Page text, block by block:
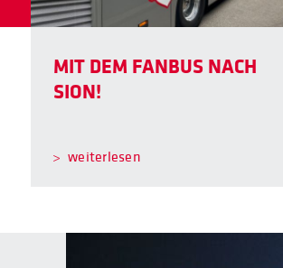
MIT DEM FANBUS NACH
SION!
weiterlesen